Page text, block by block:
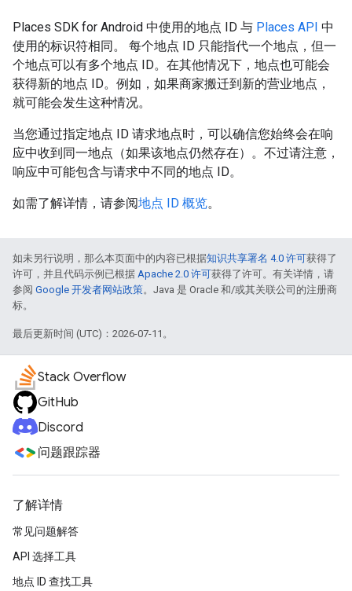
Places SDK for Android 中使用的地点 ID 与 Places API 中
使用的标识符相同。 每个地点 ID 只能指代一个地点，但一
个地点可以有多个地点 ID。在其他情况下，地点也可能会
获得新的地点 ID。例如，如果商家搬迁到新的营业地点，
就可能会发生这种情况。
当您通过指定地点 ID 请求地点时，可以确信您始终会在响
应中收到同一地点（如果该地点仍然存在）。不过请注意，
响应中可能包含与请求中不同的地点 ID。
如需了解详情，请参阅地点 ID 概览。
如未另行说明，那么本页面中的内容已根据知识共享署名 4.0 许可获得了
许可，并且代码示例已根据 Apache 2.0 许可获得了许可。有关详情，请
参阅 Google 开发者网站政策。Java 是 Oracle 和/或其关联公司的注册商
标。
最后更新时间 (UTC)：2026-07-11。
Stack Overflow
GitHub
Discord
问题跟踪器
了解详情
常见问题解答
API 选择工具
地点 ID 查找工具